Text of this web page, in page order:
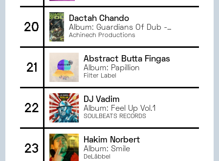
20
Dactah Chando
Album: Guardians Of Dub -
Dactah Chando Meets Umberto
Achinech Productions
21
Abstract Butta Fingas
Album: Papillion
Filter Label
22
DJ Vadim
Album: Feel Up Vol.1
SOULBEATS RECORDS
23
Hakim Norbert
Album: Smile
DeLäbbel